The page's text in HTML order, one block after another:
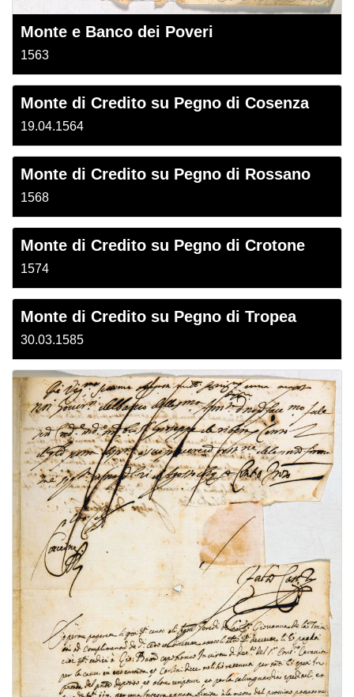
Monte e Banco dei Poveri
1563
Monte di Credito su Pegno di Cosenza
19.04.1564
Monte di Credito su Pegno di Rossano
1568
Monte di Credito su Pegno di Crotone
1574
Monte di Credito su Pegno di Tropea
30.03.1585